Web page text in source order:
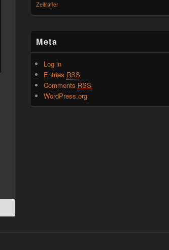
Zeitraffer
Meta
Log in
Entries RSS
Comments RSS
WordPress.org